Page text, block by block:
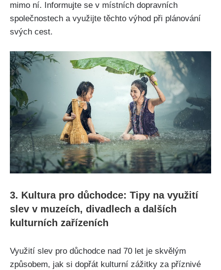
mimo ní. Informujte se v místních dopravních
společnostech a využijte těchto výhod při plánování
svých cest.
3. Kultura pro důchodce: Tipy na využití
slev v muzeích, divadlech a dalších
kulturních zařízeních
Využití slev pro důchodce nad 70 let je skvělým
způsobem, jak si dopřát kulturní zážitky za příznivé